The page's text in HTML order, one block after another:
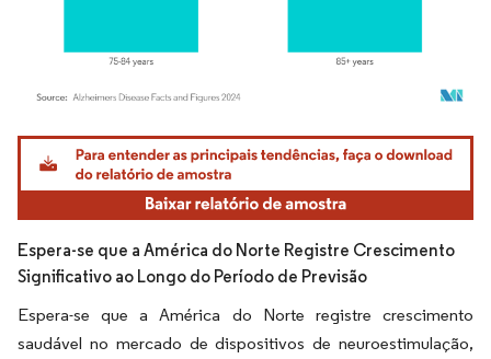
Imagem © Mordor Intelligence. O reuso requer atribuição conforme CC BY 4.0.
Espera-se que a América do Norte Registre Crescimento
Significativo ao Longo do Período de Previsão
Espera-se que a América do Norte registre crescimento
saudável no mercado de dispositivos de neuroestimulação,